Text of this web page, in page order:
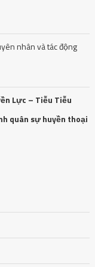
nhân và tác động
Lực – Tiễu Tiễu
quân sự huyền thoại